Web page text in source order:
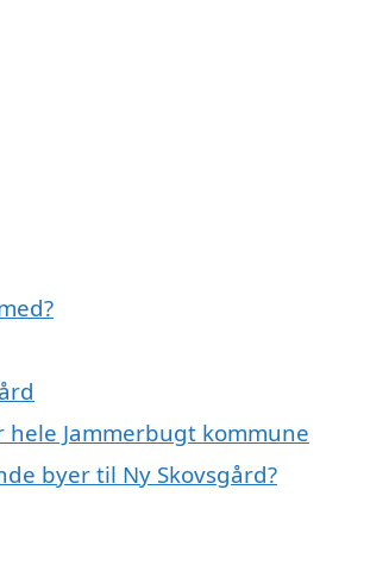
Jammerbugt kommune
byer til Ny Skovsgård?